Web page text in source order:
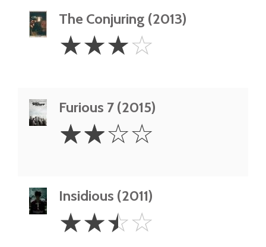
The Conjuring (2013)
Stars
☆☆☆☆
Furious 7 (2015)
Stars
☆☆☆☆
Insidious (2011)
2.5
Stars
☆☆☆☆